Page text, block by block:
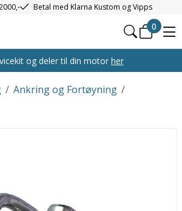
Betal med Klarna Kustom og Vipps
0
og deler til din motor her
/ /
Ankring og Fortøyning